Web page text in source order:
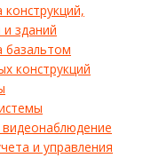
зданий
базальтом
конструкций
и управления